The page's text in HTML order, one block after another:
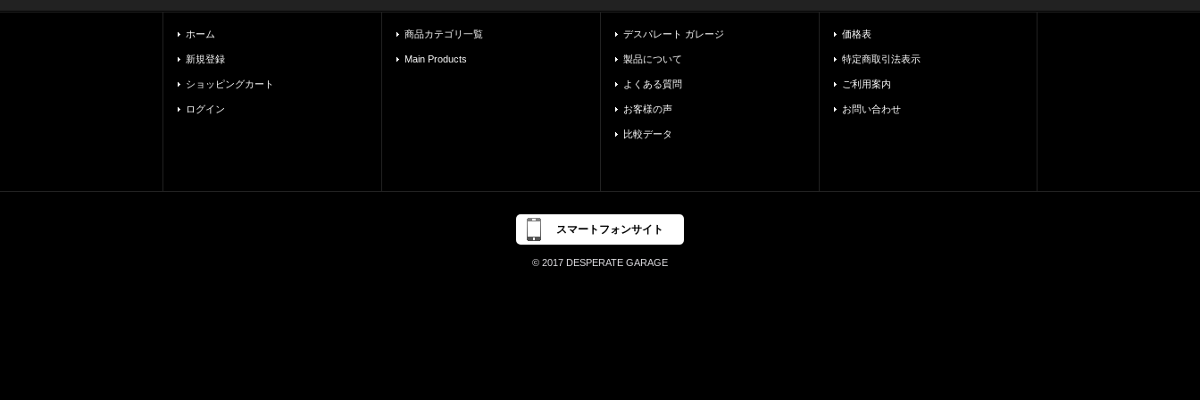
ホーム
新規登録
ショッピングカート
ログイン
商品カテゴリ一覧
Main Products
デスパレート ガレージ
製品について
よくある質問
お客様の声
比較データ
価格表
特定商取引法表示
ご利用案内
お問い合わせ
スマートフォンサイト
© 2017 DESPERATE GARAGE